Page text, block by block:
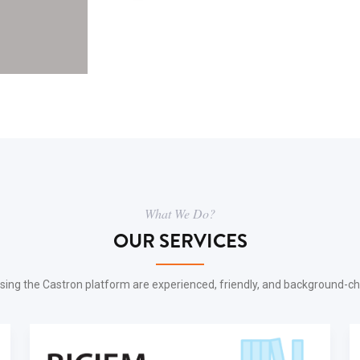
What We Do?
OUR SERVICES
the Castron platform are experienced, friendly, and background-